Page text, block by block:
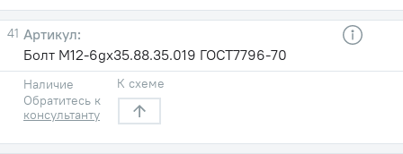
41
Болт М12-6gх35.88.35.019 ГОСТ7796-70
Наличие
Обратитесь к
консультанту
К схеме